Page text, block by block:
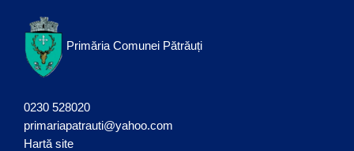
Primăria Comunei Pătrăuți
0230 528020
primariapatrauti@yahoo.com
Hartă site